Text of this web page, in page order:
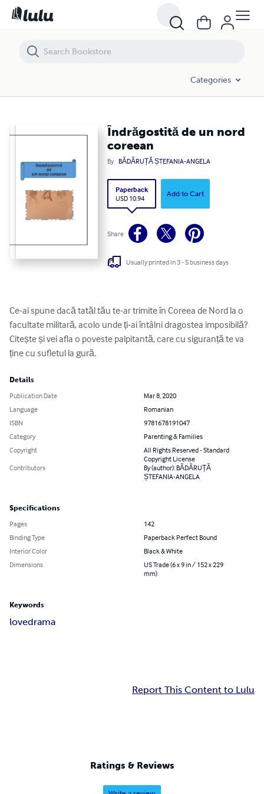
Categories
Îndrăgostită de un nord
coreean
By BĂDĂRUȚĂ ȘTEFANIA-ANGELA
Paperback
USD 10.94
Add to Cart
Share
Usually printed in 3 - 5 business days
Ce-ai spune dacă tatăl tău te-ar trimite în Coreea de Nord la o
facultate militară, acolo unde ți-ai întâlni dragostea imposibilă?
Citește și vei afla o poveste palpitantă, care cu siguranță te va
ține cu sufletul la gură.
Details
Publication Date
Mar 8, 2020
Language
Romanian
ISBN
9781678191047
Category
Parenting & Families
Copyright
All Rights Reserved - Standard
Copyright License
Contributors
By (author): BĂDĂRUȚĂ
ȘTEFANIA-ANGELA
Specifications
Pages
142
Binding Type
Paperback Perfect Bound
Interior Color
Black & White
Dimensions
US Trade (6 x 9 in / 152 x 229
mm)
Keywords
lovedrama
Report This Content to Lulu
Ratings & Reviews
Îndrăgostită de un nord coreean